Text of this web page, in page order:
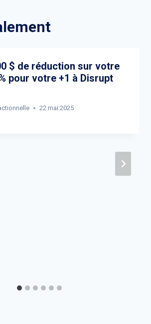
$ de réduction sur votre
pour votre +1 à Disrupt
22 mai 2025